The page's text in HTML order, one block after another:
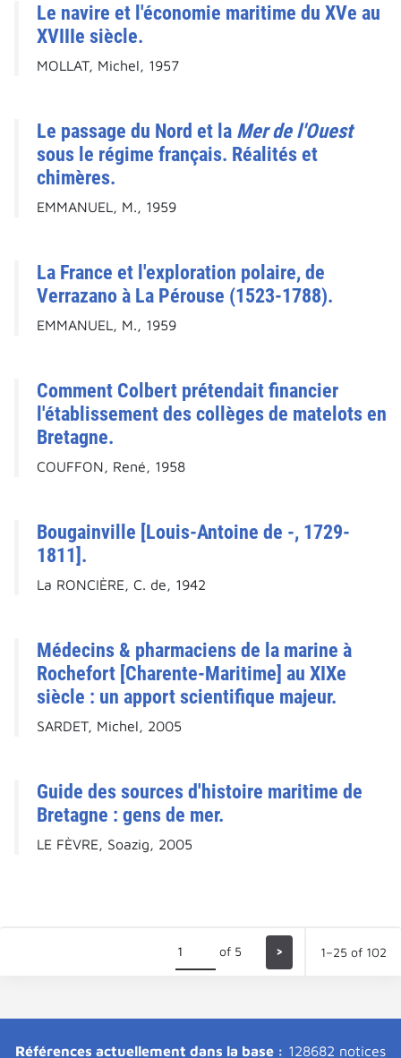
Le navire et l'économie maritime du XVe au
XVIIIe siècle.
MOLLAT, Michel, 1957
Le passage du Nord et la Mer de l'Ouest
sous le régime français. Réalités et
chimères.
EMMANUEL, M., 1959
La France et l'exploration polaire, de
Verrazano à La Pérouse (1523-1788).
EMMANUEL, M., 1959
Comment Colbert prétendait financier
l'établissement des collèges de matelots en
Bretagne.
COUFFON, René, 1958
Bougainville [Louis-Antoine de -, 1729-
1811].
La RONCIÈRE, C. de, 1942
Médecins & pharmaciens de la marine à
Rochefort [Charente-Maritime] au XIXe
siècle : un apport scientifique majeur.
SARDET, Michel, 2005
Guide des sources d'histoire maritime de
Bretagne : gens de mer.
LE FÈVRE, Soazig, 2005
of 5 > 1–25 of 102
Références actuellement dans la base : 128682 notices